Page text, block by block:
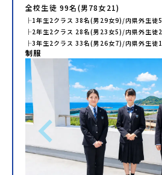
全校生徒 99名(男78女21)
├1年生2 クラス 38名(男 29女9)/内県外生徒5
├2年生2 クラス 28名(男 23 女5)/内県外生徒2
├3年生2 クラス 33名(男 26女7)/内県外生徒1
制服